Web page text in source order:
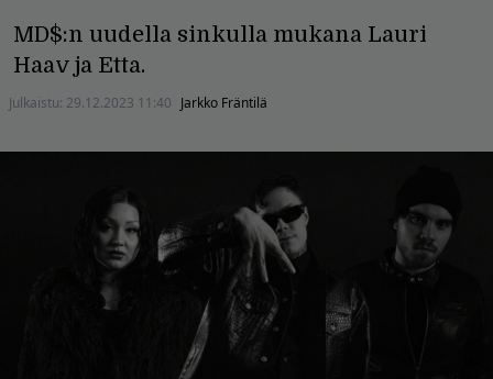
MD$:n uudella sinkulla mukana Lauri
Haav ja Etta.
Julkaistu: 29.12.2023 11:40 Jarkko Fräntilä